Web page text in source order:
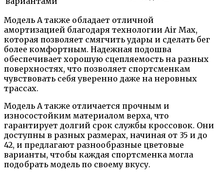
Модель A также обладает отличной
амортизацией благодаря технологии Air Max,
которая позволяет смягчить удары и сделать бег
более комфортным. Надежная подошва
обеспечивает хорошую сцепляемость на разных
поверхностях, что позволяет спортсменкам
чувствовать себя уверенно даже на неровных
трассах.
Модель A также отличается прочным и
износостойким материалом верха, что
гарантирует долгий срок службы кроссовок. Они
доступны в разных размерах, начиная от 35 и до
42, и предлагают разнообразные цветовые
варианты, чтобы каждая спортсменка могла
подобрать модель по своему вкусу.